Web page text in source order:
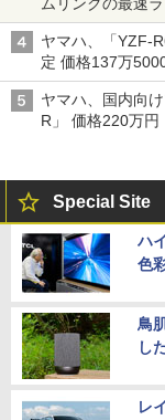
ムリンクの最速
ヤマハ、「YZF-
定 価格137万
ヤマハ、国内向
R」 価格220万円
Special Site
ハ
色
鳥
し
レ